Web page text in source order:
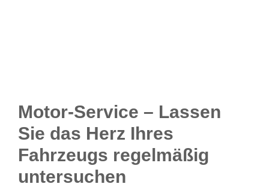
Motor-Service – Lassen
Sie das Herz Ihres
Fahrzeugs regelmäßig
untersuchen